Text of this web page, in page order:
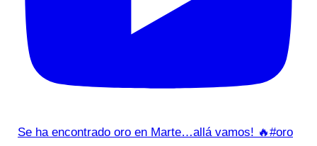
Se ha encontrado oro en Marte…allá vamos! 🔥#oro